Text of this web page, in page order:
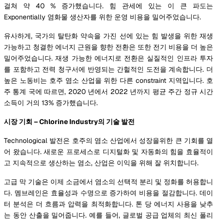
걸쳐 약 40 % 증가했습니다. 힘 관세에 있는 이 큰 파도는
Exponentially 염화물 생산자를 위한 운영 비용을 밀어주었습니다.
유사하게, 국가의 탈탄화 약속을 가진 선에 있는 힘 발생을 위한 재생
가능하고 청결한 에너지 근원을 향한 전환은 또한 전기 비용을 더 높은
밀어주었습니다. 재생 가능한 에너지로 전환은 실질적인 인프라 투자
를 포함하고 전력 청구서에 반영되는 간헐적인 도전을 계속합니다. 더
높은 노동비는 호주 염소 산업을 위한 다른 constraint 지역입니다. 호
주 통계 국에 따르면, 2020 년에서 2022 년까지 평균 주간 정규 시간
소득이 거의 13% 증가했습니다.
시장 기회 – Chlorine Industry의 기술 발전
Technological 발전은 호주의 염소 산업에서 성장을위한 큰 기회를 열
어 왔습니다. 새로운 프로세스로 디지털화 및 자동화의 힘을 효율적이
고 지속적으로 생산하는 염소, 산업은 이익을 위해 잘 위치합니다.
고급 막 기술은 이제 소금에서 염소의 선택적 분리 및 정화를 허용합니
다. 멤브레인은 효율성과 수명으로 증가하여 비용을 절감합니다. 데이
터 분석은 더 흐름과 압력을 최적화합니다. 톤 당 에너지 사용을 낮추
는 동안 산출을 밀어줍니다. 예를 들어, 글로벌 공급 업체의 최신 폴리